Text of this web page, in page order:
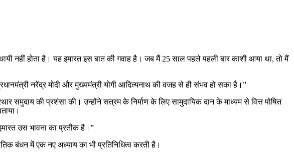
नहीं होता है। यह इमारत इस बात की गवाह है। जब मैं 25 साल पहले पहली बार काशी आया था, तो मैं
नरेंद्र मोदी और मुख्यमंत्री योगी आदित्यनाथ की वजह से ही संभव हो सका है।”
समुदाय की प्रशंसा की। उन्होंने सत्रम के निर्माण के लिए सामुदायिक दान के माध्यम से वित्त पोषित
उस भावना का प्रतीक है।”
बंधन में एक नए अध्याय का भी प्रतिनिधित्व करती है।